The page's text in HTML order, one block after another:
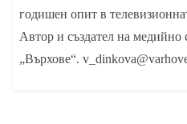
годишен опит в
Автор и създател на медийно
„Върхове“.